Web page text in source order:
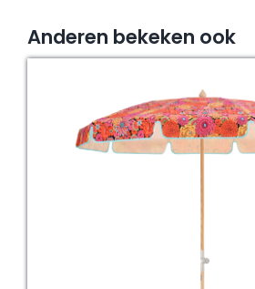
Anderen bekeken ook